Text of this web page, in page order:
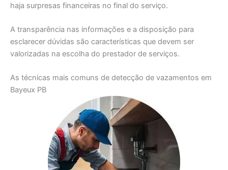
haja surpresas financeiras no final do serviço.
A transparência nas informações e a disposição para
esclarecer dúvidas são características que devem ser
valorizadas na escolha do prestador de serviços.
As técnicas mais comuns de detecção de vazamentos em
Bayeux PB